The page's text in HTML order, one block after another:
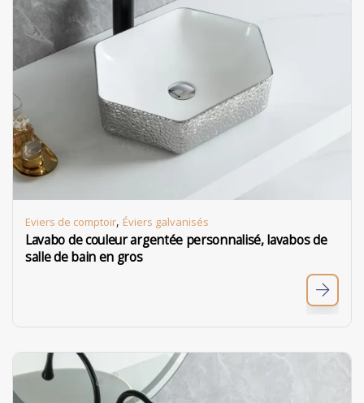
Eviers de comptoir, Éviers galvanisés
Lavabo de couleur argentée personnalisé, lavabos de
salle de bain en gros